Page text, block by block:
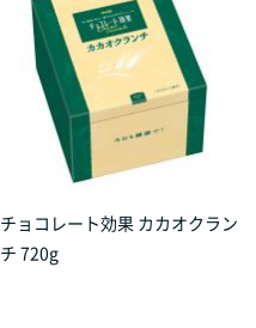
チョコレート効果 カカオクラン
チ 720g